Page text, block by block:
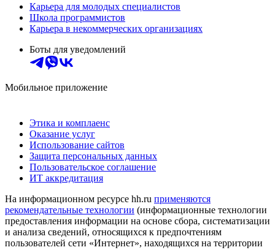
Карьера для молодых специалистов
Школа программистов
Карьера в некоммерческих организациях
Боты для уведомлений
Мобильное приложение
Этика и комплаенс
Оказание услуг
Использование сайтов
Защита персональных данных
Пользовательское соглашение
ИТ аккредитация
На информационном ресурсе hh.ru применяются
рекомендательные технологии (информационные технологии
предоставления информации на основе сбора, систематизации
и анализа сведений, относящихся к предпочтениям
пользователей сети «Интернет», находящихся на территории